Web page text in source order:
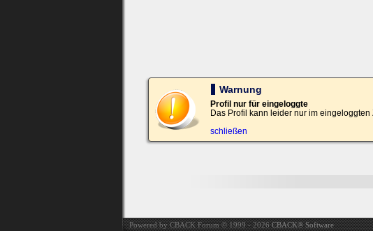
Bei jedem Besuch
automatisch einloggen.
Warnung
Profil nur für eingeloggte
Das Profil kann leider nur im
schließen
Powered by CBACK Forum © 1999 - 2026CBACK® Software